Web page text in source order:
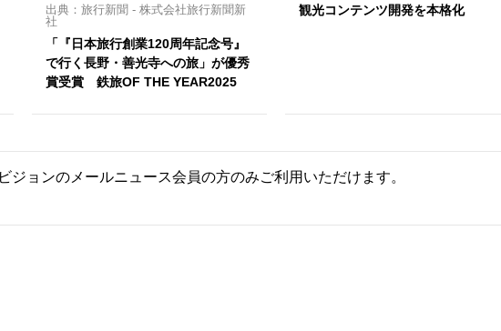
出典：旅行新聞 - 株式会社旅行新聞新
社
「『日本旅行創業120周年記念号』
で行く長野・善光寺への旅」が優秀
賞受賞 鉄旅OF THE YEAR2025
観光コンテンツ開発を本格化
ジョンのメールニュース会員の方のみご利用いただけます。